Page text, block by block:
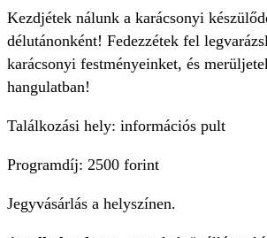
Kezdjétek nálunk a karácsonyi
délutánonként! Fedezzétek fel
karácsonyi festményeinket, és
hangulatban!
Találkozási hely: információs pult
Programdíj: 2500 forint
Jegyvásárlás a helyszínen.